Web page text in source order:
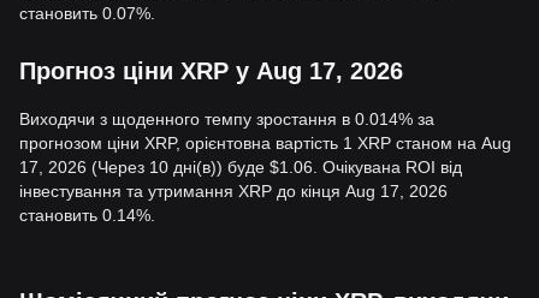
становить 0.07%.
Прогноз ціни XRP у Aug 17, 2026
Виходячи з щоденного темпу зростання в 0.014% за
прогнозом ціни XRP, орієнтовна вартість 1 XRP станом на Aug
17, 2026 (Через 10 дні(в)) буде $1.06. Очікувана ROI від
інвестування та утримання XRP до кінця Aug 17, 2026
становить 0.14%.